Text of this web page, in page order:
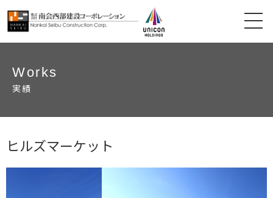
Works
実績
ヒルズマーケット